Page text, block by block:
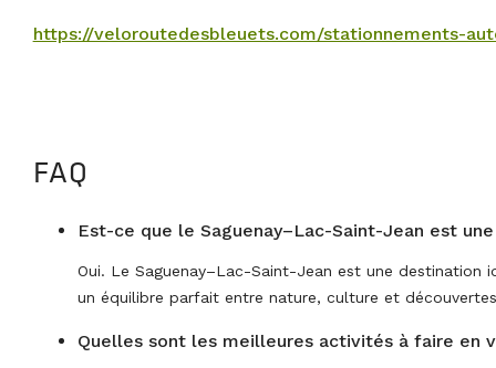
https://veloroutedesbleuets.com/stationnements-
FAQ
Est-ce que le Saguenay–Lac-Saint-Jean est
Oui. Le Saguenay–Lac-Saint-Jean est une destination
un équilibre parfait entre nature, culture et
Quelles sont les meilleures activités à faire en